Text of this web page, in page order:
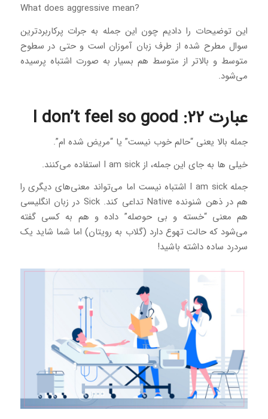
?What does aggressive mean
این توضیحات را دادیم چون این جمله به جرات پرکاربردترین
سوال مطرح شده از طرف زبان آموزان است و حتی در سطوح
متوسط و بالاتر از متوسط هم بسیار به صورت اشتباه پرسیده
می‌شود.
عبارت 22: I don’t feel so good
جمله بالا یعنی “حالم خوب نیست” یا “مریض شده ام”.
خیلی ها به جای این جمله، از I am sick استفاده می‌کنند.
جمله I am sick اشتباه نیست اما می‌تواند معنی‌های دیگری را
هم در ذهن شنونده Native تداعی کند. Sick در زبان انگلیسی
هم معنی “خسته و بی حوصله” داده و هم به کسی گفته
می‌شود که حالت تهوع دارد (گلاب به رویتان) اما شما شاید یک
سردرد ساده داشته باشید!